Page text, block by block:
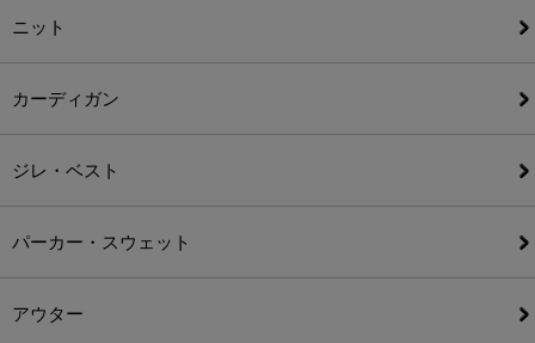
ニット
カーディガン
ジレ・ベスト
パーカー・スウェット
アウター